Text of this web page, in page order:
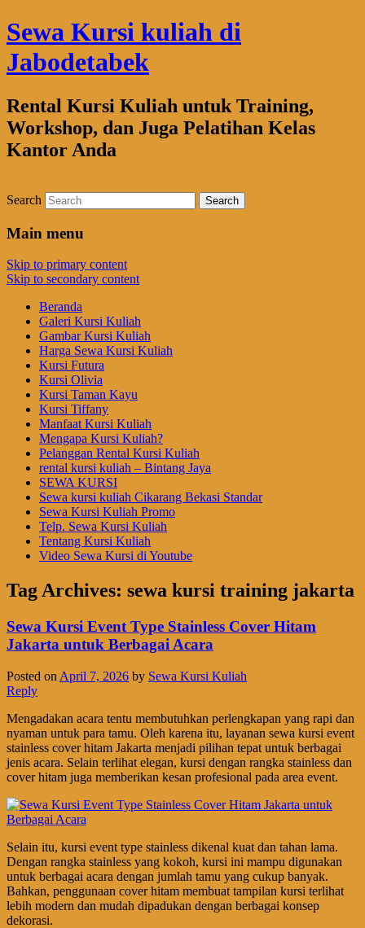
Sewa Kursi kuliah di
Jabodetabek
Rental Kursi Kuliah untuk Training,
Workshop, dan Juga Pelatihan Kelas
Kantor Anda
Search
Main menu
Skip to primary content
Skip to secondary content
Beranda
Galeri Kursi Kuliah
Gambar Kursi Kuliah
Harga Sewa Kursi Kuliah
Kursi Futura
Kursi Olivia
Kursi Taman Kayu
Kursi Tiffany
Manfaat Kursi Kuliah
Mengapa Kursi Kuliah?
Pelanggan Rental Kursi Kuliah
rental kursi kuliah – Bintang Jaya
SEWA KURSI
Sewa kursi kuliah Cikarang Bekasi Standar
Sewa Kursi Kuliah Promo
Telp. Sewa Kursi Kuliah
Tentang Kursi Kuliah
Video Sewa Kursi di Youtube
Tag Archives: sewa kursi training jakarta
Sewa Kursi Event Type Stainless Cover Hitam
Jakarta untuk Berbagai Acara
Posted on April 7, 2026 by Sewa Kursi Kuliah
Reply
Mengadakan acara tentu membutuhkan perlengkapan yang rapi dan
nyaman untuk para tamu. Oleh karena itu, layanan sewa kursi event
stainless cover hitam Jakarta menjadi pilihan tepat untuk berbagai
jenis acara. Selain terlihat elegan, kursi dengan rangka stainless dan
cover hitam juga memberikan kesan profesional pada area event.
Selain itu, kursi event type stainless dikenal kuat dan tahan lama.
Dengan rangka stainless yang kokoh, kursi ini mampu digunakan
untuk berbagai acara dengan jumlah tamu yang cukup banyak.
Bahkan, penggunaan cover hitam membuat tampilan kursi terlihat
lebih modern dan mudah dipadukan dengan berbagai konsep
dekorasi.